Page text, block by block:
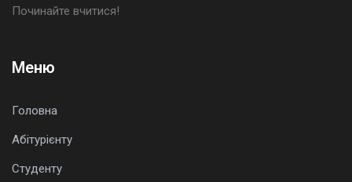
Починайте вчитися!
Меню
Головна
Абітурієнту
Студенту